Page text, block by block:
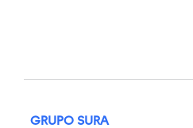
GRUPO SURA